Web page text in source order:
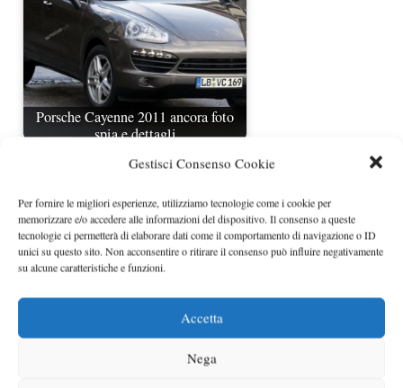
Gestisci Consenso Cookie
Per fornire le migliori esperienze, utilizziamo tecnologie come i cookie per
memorizzare e/o accedere alle informazioni del dispositivo. Il consenso a queste
tecnologie ci permetterà di elaborare dati come il comportamento di navigazione o ID
unici su questo sito. Non acconsentire o ritirare il consenso può influire negativamente
su alcune caratteristiche e funzioni.
Accetta
Nega
Porsche Cayenne 2011 ancora foto
spia e dettagli
Porsche Cayenne restyling 2015
nuovamente spiata su strada